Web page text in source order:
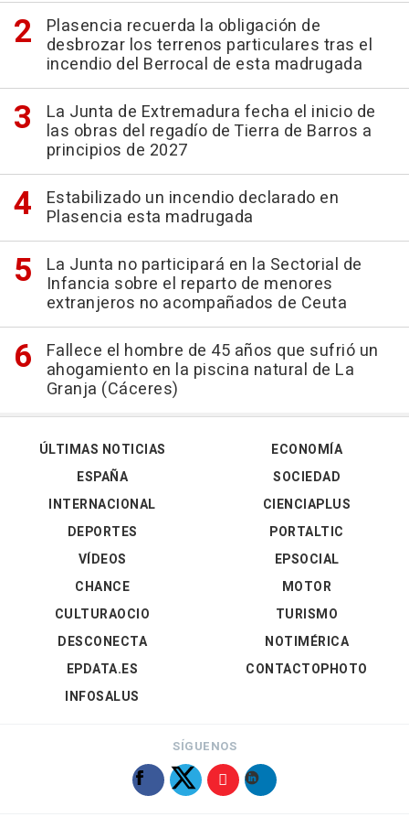
Plasencia recuerda la obligación de
desbrozar los terrenos particulares tras el
incendio del Berrocal de esta madrugada
La Junta de Extremadura fecha el inicio de
las obras del regadío de Tierra de Barros a
principios de 2027
Estabilizado un incendio declarado en
Plasencia esta madrugada
La Junta no participará en la Sectorial de
Infancia sobre el reparto de menores
extranjeros no acompañados de Ceuta
Fallece el hombre de 45 años que sufrió un
ahogamiento en la piscina natural de La
Granja (Cáceres)
ÚLTIMAS NOTICIAS
ESPAÑA
INTERNACIONAL
DEPORTES
VÍDEOS
ECONOMÍA
SOCIEDAD
CIENCIAPLUS
PORTALTIC
EPSOCIAL
CHANCE
CULTURAOCIO
DESCONECTA
EPDATA.ES
INFOSALUS
MOTOR
TURISMO
NOTIMÉRICA
CONTACTOPHOTO
SÍGUENOS